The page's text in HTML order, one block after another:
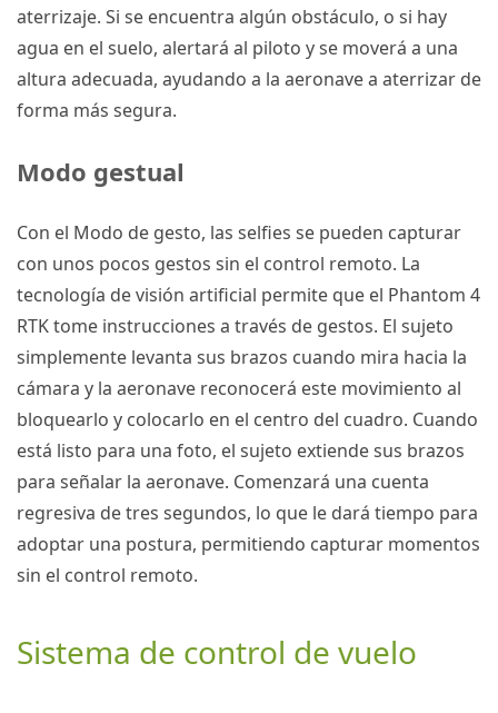
aterrizaje. Si se encuentra algún obstáculo, o si hay
agua en el suelo, alertará al piloto y se moverá a una
altura adecuada, ayudando a la aeronave a aterrizar de
forma más segura.
Modo gestual
Con el Modo de gesto, las selfies se pueden capturar
con unos pocos gestos sin el control remoto. La
tecnología de visión artificial permite que el Phantom 4
RTKtome instrucciones a través de gestos. El sujeto
simplemente levanta sus brazos cuando mira hacia la
cámara y la aeronave reconocerá este movimiento al
bloquearlo y colocarlo en el centro del cuadro. Cuando
está listo para una foto, el sujeto extiende sus brazos
para señalar la aeronave. Comenzará una cuenta
regresiva de tres segundos, lo que le dará tiempo para
adoptar una postura, permitiendo capturar momentos
sin el control remoto.
Sistema de control de vuelo